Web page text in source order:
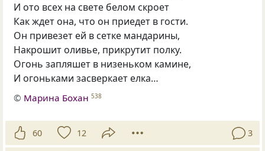
И ото всех на свете белом скроет
Как ждет она, что он приедет в гости.
Он привезет ей в сетке мандарины,
Накрошит оливье, прикрутит полку.
Огонь запляшет в низеньком камине,
И огоньками засверкает елка…
© Марина Бохан 538
60 12 3